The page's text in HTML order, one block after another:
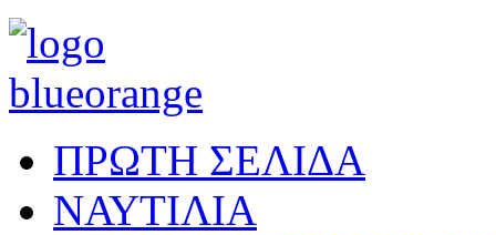
ΠΡΩΤΗ ΣΕΛΙΔΑ
ΝΑΥΤΙΛΙΑ